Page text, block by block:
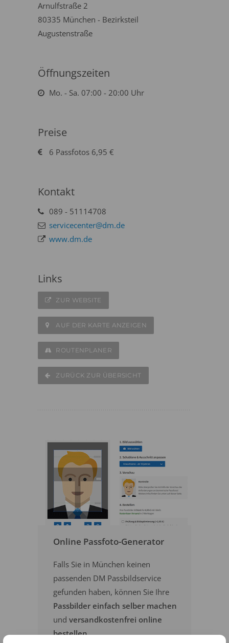
Arnulfstraße 2
80335 München - Bezirksteil
Augustenstraße
Öffnungszeiten
Mo. - Sa. 07:00 - 20:00 Uhr
Preise
6 Passfotos 6,95 €
Kontakt
089 - 51114708
servicecenter@dm.de
www.dm.de
Links
ZUR WEBSITE
AUF DER KARTE ANZEIGEN
ROUTENPLANER
ZURÜCK ZUR ÜBERSICHT
Online Passfoto-Generator
Falls Sie in München keinen
passenden DM Passbildservice
gefunden haben, können Sie Ihre
Passbilder einfach selber machen
und versandkostenfrei online
bestellen.